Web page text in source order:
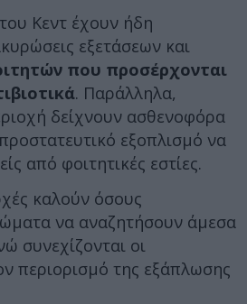
Κεντ έχουν ήδη
εξετάσεων και
που προσέρχονται
. Παράλληλα,
δείχνουν ασθενοφόρα
εξοπλισμό να
από φοιτητικές εστίες.
καλούν όσους
να αναζητήσουν άμεσα
συνεχίζονται οι
περιορισμό της εξάπλωσης